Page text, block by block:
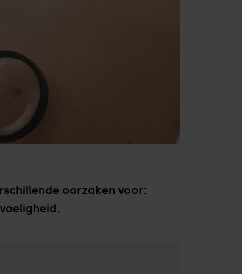
oorzaken voor: